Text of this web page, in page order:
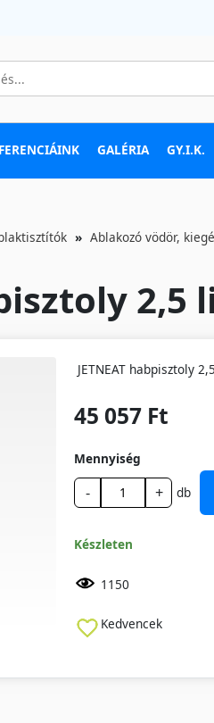
GALÉRIA GY.I.K.
Ablakozó vödör,
JETNEAT habpisztoly
45 057 Ft
Mennyiség
- + db
Készleten
1150
Kedvencek